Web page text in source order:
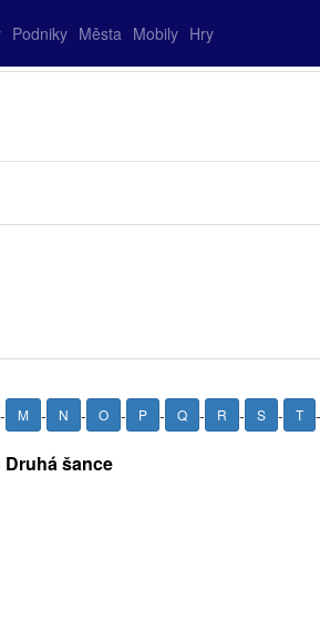
Podniky Města Mobily Hry
- M - N - O - P - Q - R - S - T -
šance